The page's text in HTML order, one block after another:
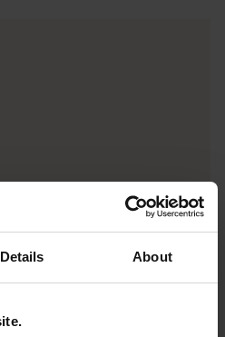
Details About
覽一下這些位於西澳州各地的